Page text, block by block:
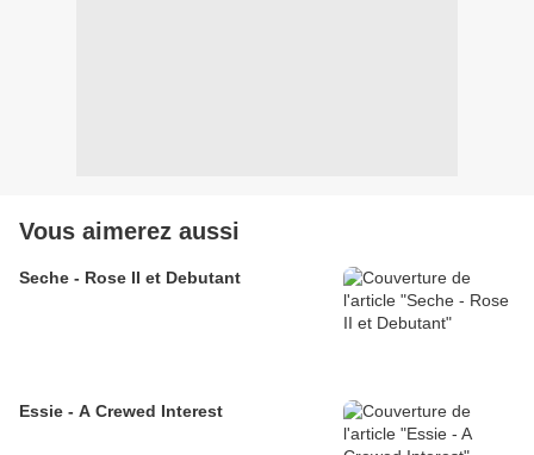
Vous aimerez aussi
Seche - Rose II et Debutant
Essie - A Crewed Interest